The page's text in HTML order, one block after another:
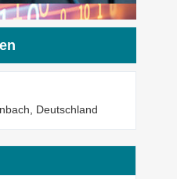
Deutschland